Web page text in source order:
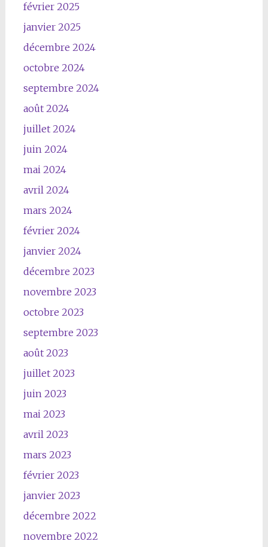
février 2025
janvier 2025
décembre 2024
octobre 2024
septembre 2024
août 2024
juillet 2024
juin 2024
mai 2024
avril 2024
mars 2024
février 2024
janvier 2024
décembre 2023
novembre 2023
octobre 2023
septembre 2023
août 2023
juillet 2023
juin 2023
mai 2023
avril 2023
mars 2023
février 2023
janvier 2023
décembre 2022
novembre 2022